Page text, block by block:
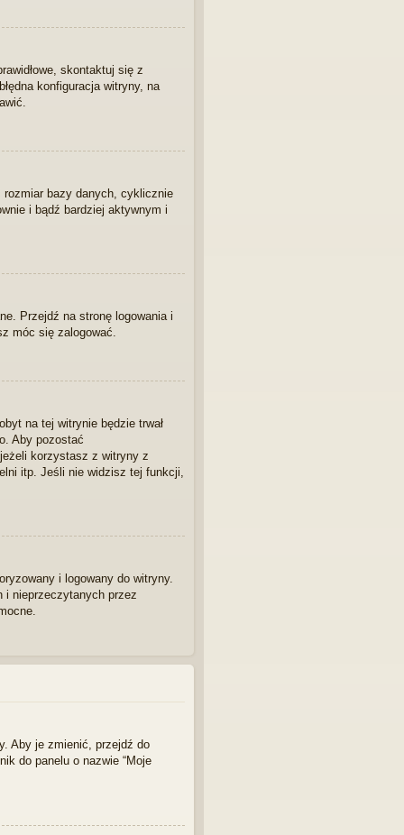
skontaktuj się z
konfiguracja witryny, na
rozmiar bazy danych, cyklicznie
i bądź bardziej aktywnym i
Przejdź na stronę logowania i
móc się zalogować.
na tej witrynie będzie trwał
Aby pozostać
korzystasz z witryny z
itp. Jeśli nie widzisz tej funkcji,
i logowany do witryny.
i nieprzeczytanych przez
Aby je zmienić, przejdź do
do panelu o nazwie “Moje